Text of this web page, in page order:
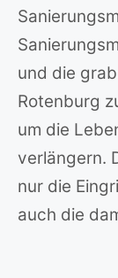
und die
Rotenburg
um die
verlängern.
nur die
auch die